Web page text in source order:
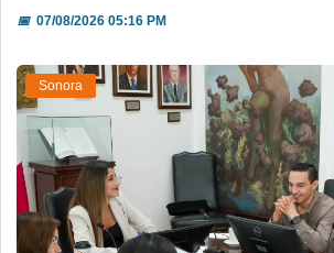
📅07/08/2026 05:16 PM
Sonora